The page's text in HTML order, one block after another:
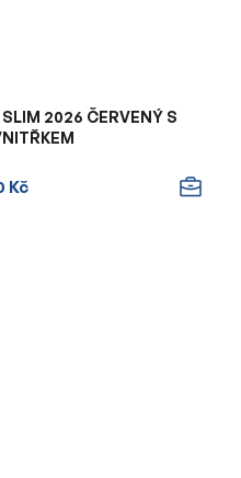
2026 ČERVENÝ S
Kč